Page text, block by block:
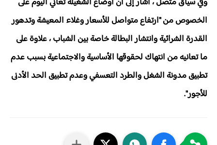
الخصوص من "ارتفاع متواصل للأسعار وغلاء المعيشة وتدهور
القدرة الشرائية وانتشار البطالة خاصة بين الشباب ، علاوة على
ما تعانيه من انتهاك لحقوقها الأساسية والاجتماعية بسبب عدم
تطبيق مدونة الشغل والطرد التعسفي وعدم تطبيق الحد الأدنى
للأجور".